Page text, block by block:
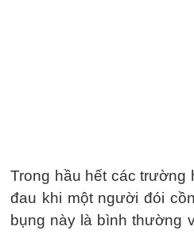
Trong hầu hết các trường
đau khi một người đói
bụng này là bình thường